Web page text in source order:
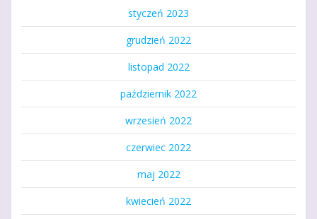
styczeń 2023
grudzień 2022
listopad 2022
październik 2022
wrzesień 2022
czerwiec 2022
maj 2022
kwiecień 2022